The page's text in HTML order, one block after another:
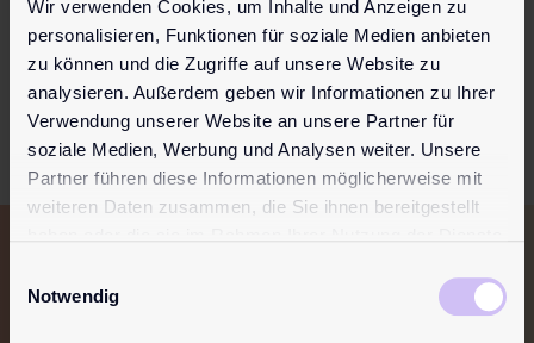
Wir verwenden Cookies, um Inhalte und Anzeigen zu
personalisieren, Funktionen für soziale Medien anbieten
zu können und die Zugriffe auf unsere Website zu
analysieren. Außerdem geben wir Informationen zu Ihrer
Verwendung unserer Website an unsere Partner für
soziale Medien, Werbung und Analysen weiter. Unsere
Partner führen diese Informationen möglicherweise mit
weiteren Daten zusammen, die Sie ihnen bereitgestellt
Notwendig
bleiben?
Dann melde dich für unseren